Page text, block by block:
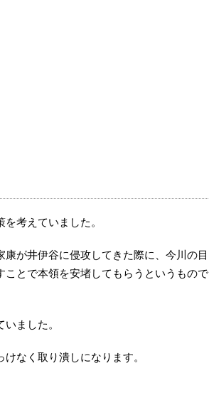
考えていました。
が井伊谷に侵攻してきた際に、今川の目
とで本領を安堵してもらうというもので
ました。
なく取り潰しになります。